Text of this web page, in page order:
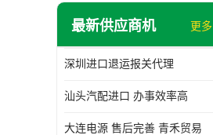
最新供应商机 更多
深圳进口退运报关代理
汕头汽配进口 办事效率高
大连电源 售后完善 青禾贸易